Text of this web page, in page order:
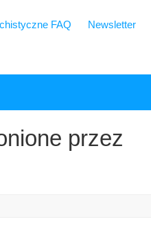
FAQ Newsletter
przez